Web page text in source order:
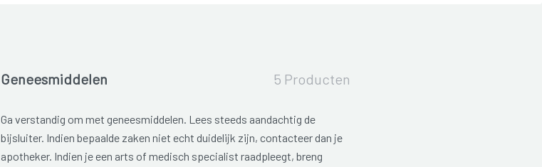
Geneesmiddelen 5 Producten
Ga verstandig om met geneesmiddelen. Lees steeds aandachtig de
bijsluiter. Indien bepaalde zaken niet echt duidelijk zijn, contacteer dan je
apotheker. Indien je een arts of medisch specialist raadpleegt, breng